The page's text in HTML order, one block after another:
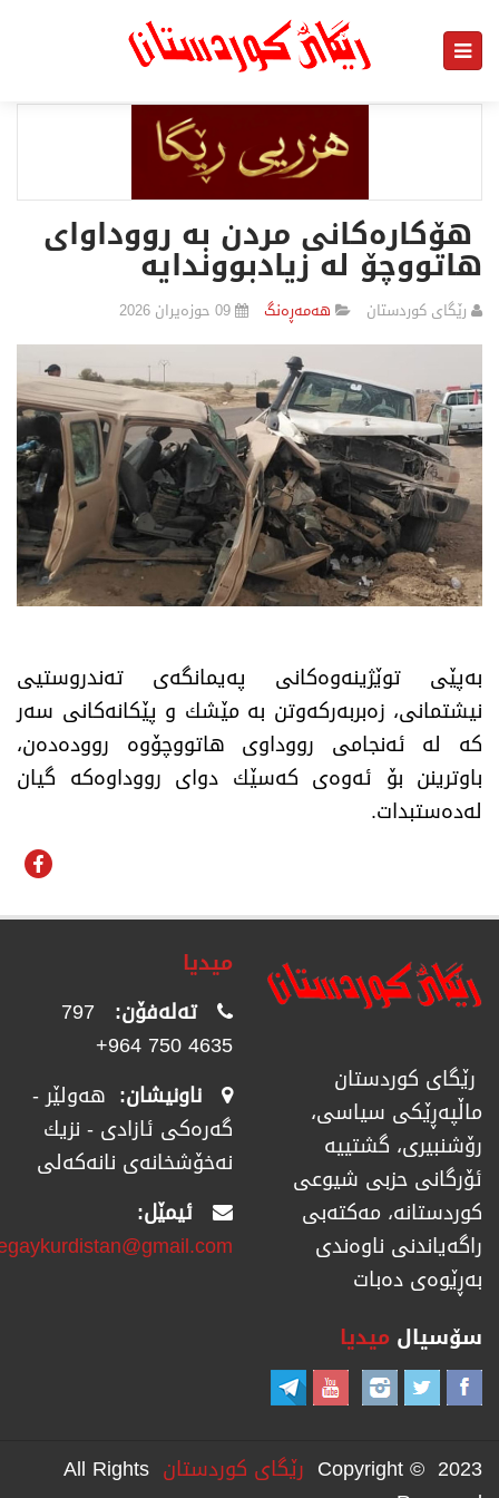
هۆكارەكانی مردن بە رووداوای
هاتووچۆ لە زیادبووندایە
رێگای كوردستان هەمەڕەنگ 09 حوزەیران 2026
بەپێی توێژینەوەكانی پەیمانگەی تەندروستیی
نیشتمانی، زەبربەركەوتن بە مێشك و پێكانەكانی سەر
كە لە ئەنجامی رووداوی هاتووچۆوە روودەدەن،
باوترینن بۆ ئەوەی كەسێك دوای رووداوەكە گیان
لەدەستبدات.
رێگای كوردستان
ماڵپەڕێكی سیاسی،
رۆشنبیری، گشتییە
ئۆرگانی حزبی شیوعی
كوردستانە، مەكتەبی
راگەیاندنی ناوەندی
بەڕێوەی دەبات
میدیا
تەلەفۆن: 797
4635 750 964+
ناونیشان: هەولێر -
گەرەکی ئازادی - نزیك
نەخۆشخانەی نانەکەلی
ئیمێل:
سۆسیال میدیا
Copyright © 2023 رێگای كوردستان All Rights